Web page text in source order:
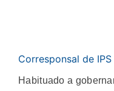
Corresponsal de IPS
Habituado a